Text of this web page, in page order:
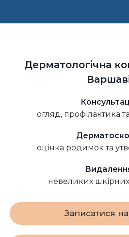
Дерматологічна
огляд, профілактика
оцінка родимок та
невеликих
Записатися на